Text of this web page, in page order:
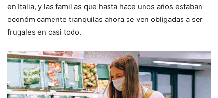
en Italia, y las familias que hasta hace unos años estaban
económicamente tranquilas ahora se ven obligadas a ser
frugales en casi todo.